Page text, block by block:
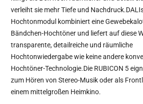
verleiht sie mehr Tiefe und
Hochtonmodul kombiniert eine
Bändchen-Hochtöner und liefert auf diese
transparente, detailreiche und räumliche
Hochtonwiedergabe wie keine andere
Hochtöner-Technologie.Die RUBICON 5
zum Hören von Stereo-Musik oder als
einem mittelgroßen Heimkino.